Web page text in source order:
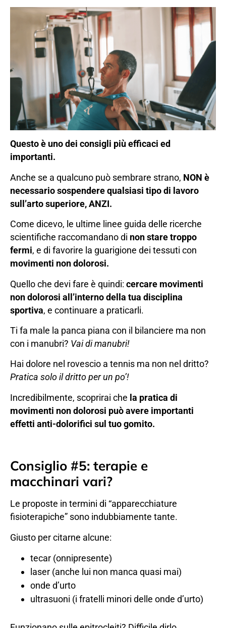
Questo è uno dei consigli più efficaci ed
importanti.
Anche se a qualcuno può sembrare strano, NON è
necessario sospendere qualsiasi tipo di lavoro
sull’arto superiore, ANZI.
Come dicevo, le ultime linee guida delle ricerche
scientifiche raccomandano di non stare troppo
fermi, e di favorire la guarigione dei tessuti con
movimenti non dolorosi.
Quello che devi fare è quindi: cercare movimenti
non dolorosi all’interno della tua disciplina
sportiva, e continuare a praticarli.
Ti fa male la panca piana con il bilanciere ma non
con i manubri? Vai di manubri!
Hai dolore nel rovescio a tennis ma non nel dritto?
Pratica solo il dritto per un po’!
Incredibilmente, scoprirai che la pratica di
movimenti non dolorosi può avere importanti
effetti anti-dolorifici sul tuo gomito.
Consiglio #5: terapie e
macchinari vari?
Le proposte in termini di “apparecchiature
fisioterapiche” sono indubbiamente tante.
Giusto per citarne alcune:
tecar (onnipresente)
laser (anche lui non manca quasi mai)
onde d’urto
ultrasuoni (i fratelli minori delle onde d’urto)